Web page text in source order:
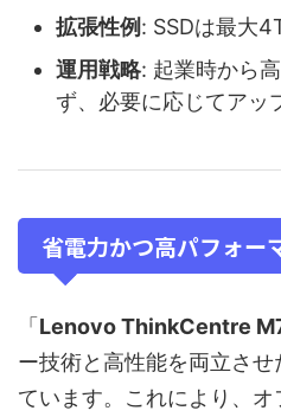
拡張性例: SSDは最大
運用戦略: 起業時から
ず、必要に応じてアッ
省電力かつ高パフォー
「 Lenovo ThinkCentre
ー技術と高性能を両立さ
ています。これにより、